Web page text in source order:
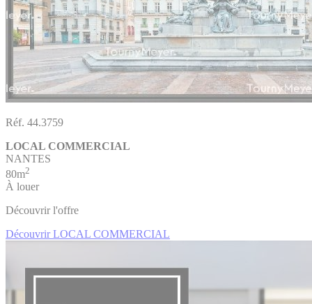
Réf. 44.3759
LOCAL COMMERCIAL
NANTES
80m2
À louer
Découvrir l'offre
Découvrir LOCAL COMMERCIAL